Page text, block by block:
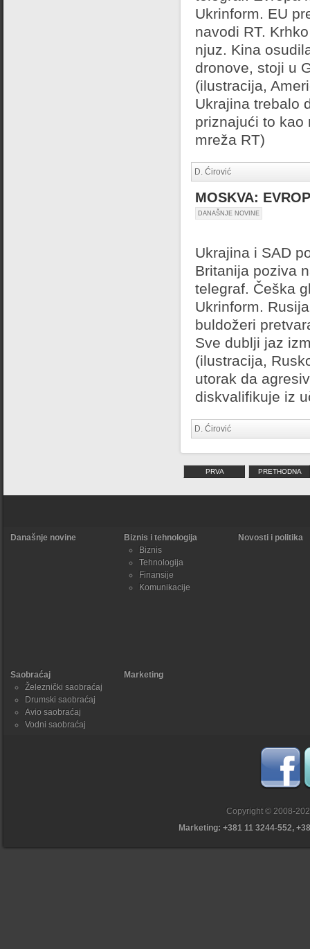
Ukrinform. EU
navodi RT.
njuz. Kina
dronove, stoji u
(ilustracija,
Ukrajina trebalo
priznajući to kao
mreža RT)
D. Ćirović
MOSKVA:
DANAŠNJE NOVINE
Ukrajina i SAD
Britanija poziva
telegraf. Češka
Ukrinform.
buldožeri
Sve dublji jaz
(ilustracija,
utorak da
diskvalifikuje iz
D. Ćirović
PRVA PRETHODNA
Današnje novine
Biznis i tehnologija
Biznis
Tehnologija
Finansije
Komunikacije
Novosti i politika
Saobraćaj
Železnički saobraćaj
Drumski saobraćaj
Avio saobraćaj
Vodni saobraćaj
Marketing
Copyright © 2008-
Marketing: +381 11 3244-552,